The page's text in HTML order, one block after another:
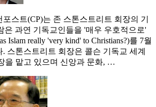
스트(CP)는 존 스톤스트리트 회장의 기
은 과연 기독교인들을 '매우 우호적으로'
Islam really 'very kind' to Christians?)를 7월
. 스톤스트리트 회장은 콜슨 기독교 세계
을 맡고 있으며 신앙과 문화, …